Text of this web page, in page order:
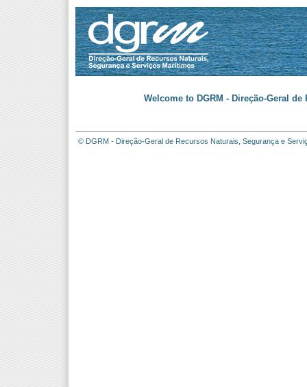
Welcome to DGRM - Direção-Geral
© DGRM - Direção-Geral de Recursos Naturais, Segurança e